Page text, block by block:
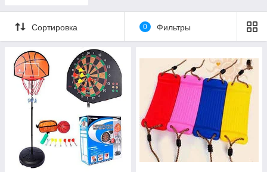
Сортировка 0 Фильтры